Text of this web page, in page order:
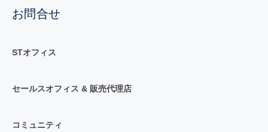
お問合せ
STオフィス
セールスオフィス & 販売代理店
コミュニティ